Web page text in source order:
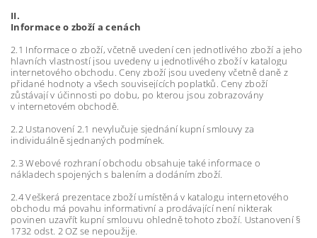
II.
Informace o zboží a cenách
2.1 Informace o zboží, včetně uvedení cen jednotlivého zboží a jeho
hlavních vlastností jsou uvedeny u jednotlivého zboží v katalogu
internetového obchodu. Ceny zboží jsou uvedeny včetně daně z
přidané hodnoty a všech souvisejících poplatků. Ceny zboží
zůstávají v účinnosti po dobu, po kterou jsou zobrazovány
v internetovém obchodě.
2.2 Ustanovení 2.1 nevylučuje sjednání kupní smlouvy za
individuálně sjednaných podmínek.
2.3 Webové rozhraní obchodu obsahuje také informace o
nákladech spojených s balením a dodáním zboží.
2.4 Veškerá prezentace zboží umístěná v katalogu internetového
obchodu má povahu informativní a prodávající není nikterak
povinen uzavřít kupní smlouvu ohledně tohoto zboží. Ustanovení §
1732 odst. 2 OZ se nepoužije.